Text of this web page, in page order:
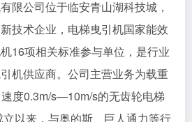
限公司位于临安青山湖科技城，
技术企业，电梯曳引机国家能效
16项相关标准参与单位，是行业
机供应商。公司主营业务为载重
度0.3m/s—10m/s的无齿轮电梯
以来，与奥的斯、巨人通力等行